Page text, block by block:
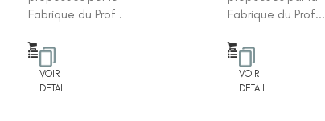
Fabrique du Prof .
VOIR
DETAIL
Fabrique du Prof...
VOIR
DETAIL